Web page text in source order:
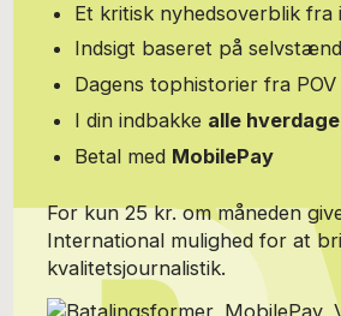
Et kritisk nyhedsoverblik fra
Indsigt baseret på
Dagens tophistorier fra
I din indbakke alle hverdage
Betal med MobilePay
For kun 25 kr. om måneden
International mulighed for at
kvalitetsjournalistik.